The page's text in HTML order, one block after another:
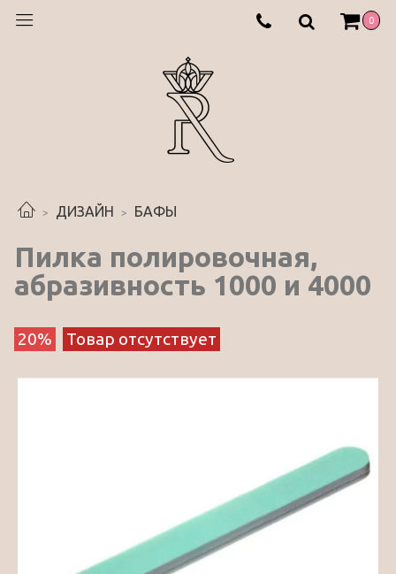
0
ДИЗАЙН БАФЫ
Пилка полировочная,
абразивность 1000 и 4000
20% Товар отсутствует